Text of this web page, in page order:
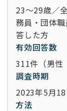
23～29歳／
務員・団体
答した方
有効回答数
311件（男性
調査時期
2023年5月
方法